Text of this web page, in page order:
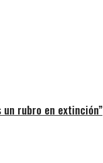
un rubro en extinción”